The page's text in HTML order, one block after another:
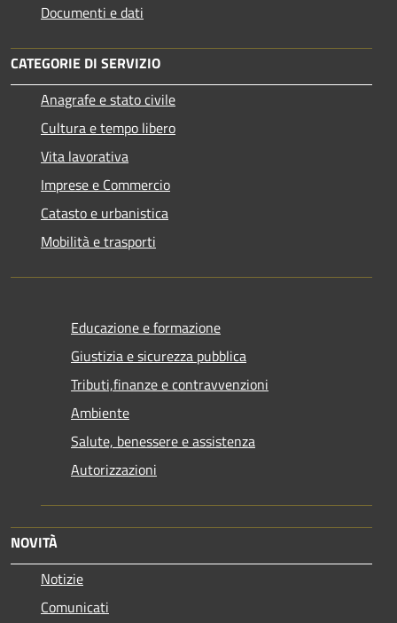
Documenti e dati
CATEGORIE DI SERVIZIO
Anagrafe e stato civile
Cultura e tempo libero
Vita lavorativa
Imprese e Commercio
Catasto e urbanistica
Mobilità e trasporti
Educazione e formazione
Giustizia e sicurezza pubblica
Tributi,finanze e contravvenzioni
Ambiente
Salute, benessere e assistenza
Autorizzazioni
NOVITÀ
Notizie
Comunicati